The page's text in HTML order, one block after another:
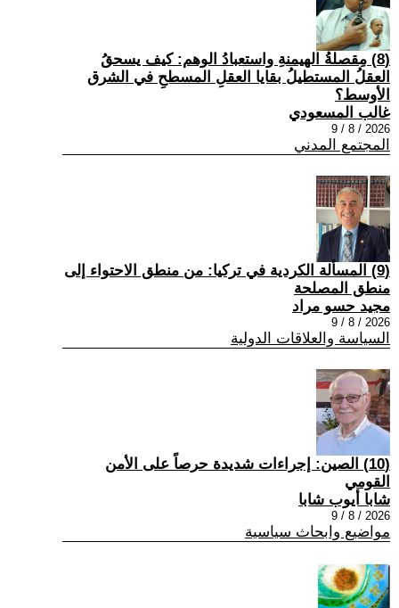
(8) مِقصلةُ الهيمنةِ واستعبادُ الوهم: كيف يسحقُ
العقلُ المستطيلُ بقايا العقلِ المسطحِ في الشرق
الأوسط؟
غالب المسعودي
2026 / 8 / 9
المجتمع المدني
(9) المسألة الكردية في تركيا: من منطق الاحتواء إلى
منطق المصلحة
مجيد حسو مراد
2026 / 8 / 9
السياسة والعلاقات الدولية
(10) الصين: إجراءات شديدة حرصاً على الأمن
القومي
شابا أيوب شابا
2026 / 8 / 9
مواضيع وابحاث سياسية